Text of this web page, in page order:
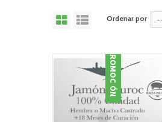
Ordenar por
PROMOCIÓN